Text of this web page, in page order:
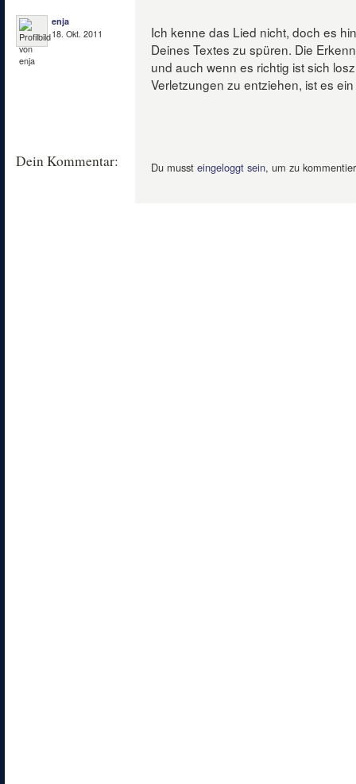
enja
18. Okt. 2011
Ich kenne das Lied nicht, doch es
Deines Textes zu spüren. Die
und auch wenn es richtig ist sich
Verletzungen zu entziehen, ist es
Dein Kommentar: Du musst eingeloggt sein, um zu